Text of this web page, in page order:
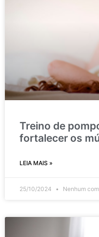
Treino de
fortalecer os
LEIA MAIS »
25/10/2024 Nenhum